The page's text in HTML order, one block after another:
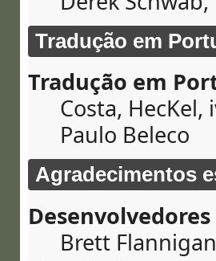
Tradução em
Tradução em
Costa,
Paulo Beleco
Agradecimentos
Brett